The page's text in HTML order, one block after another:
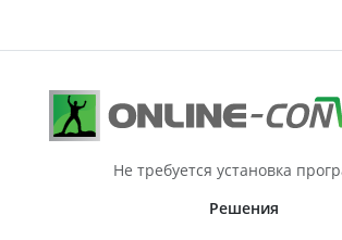
Не требуется установка
Решения